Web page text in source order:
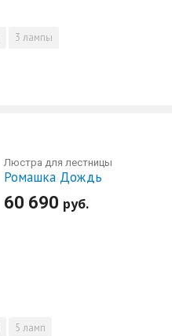
3 лампы
Люстра для лестницы
Ромашка Дождь
60 690 руб.
5 ламп